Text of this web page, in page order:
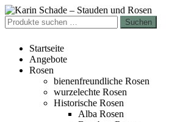
Zur
Navigation
springen
Zum
Inhalt
springen
Suchen
nach:
Suchen
Startseite
Angebote
Rosen
bienenfreundliche Rosen
wurzelechte Rosen
Historische Rosen
Alba Rosen